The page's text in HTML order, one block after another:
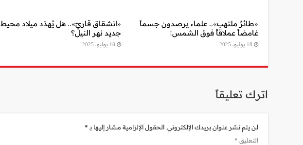
«طائرٌ ملتهب».. علماء يرصدون جسماً
غامضاً عملاقاً فوق الشمس!
18 يوليو، 2025
«انشقاق قاريّ».. هل يُهدّد ميلاد محيط
جديد نهر النيل؟
18 يوليو، 2025
اترك تعليقاً
لن يتم نشر عنوان بريدك الإلكتروني. الحقول الإلزامية مشار إليها بـ*
التعليق *